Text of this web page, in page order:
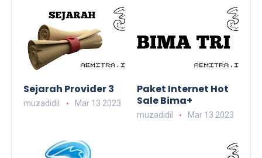
Sejarah Provider 3
muzadidil Mar 13 2023
Paket Internet Hot
Sale Bima+
muzadidil Mar 13 2023